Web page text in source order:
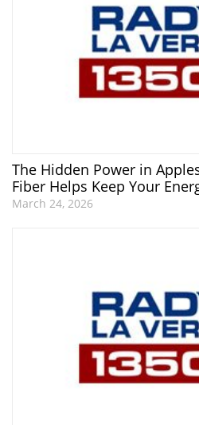
The Hidden Power in
Fiber Helps Keep Your
March 24, 2026